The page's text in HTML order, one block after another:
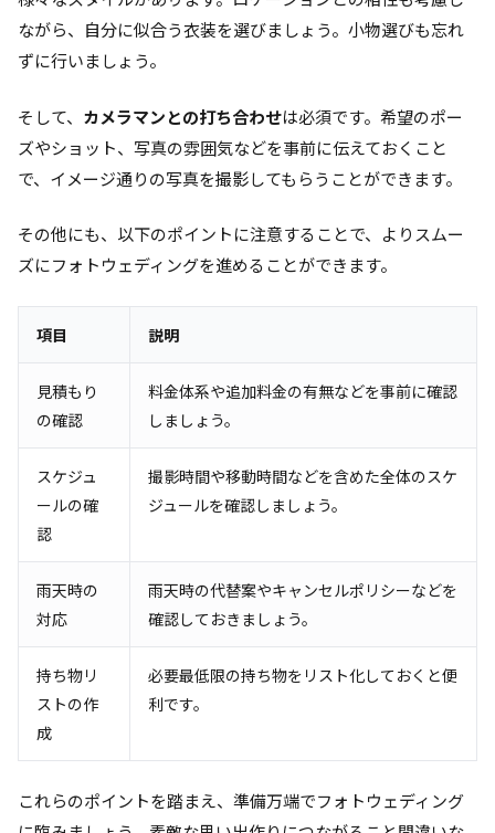
ながら、自分に似合う衣装を選びましょう。小物選びも忘れ
ずに行いましょう。
そして、 カメラマンとの打ち合わせは必須です。希望のポー
ズやショット、写真の雰囲気などを事前に伝えておくこと
で、イメージ通りの写真を撮影してもらうことができます。
その他にも、以下のポイントに注意することで、よりスムー
ズにフォトウェディングを進めることができます。
項目 説明
見積もり
の確認
料金体系や追加料金の有無などを事前に確認
しましょう。
スケジュ
ールの確
認
撮影時間や移動時間などを含めた全体のスケ
ジュールを確認しましょう。
雨天時の
対応
雨天時の代替案やキャンセルポリシーなどを
確認しておきましょう。
持ち物リ
ストの作
成
必要最低限の持ち物をリスト化しておくと便
利です。
これらのポイントを踏まえ、準備万端でフォトウェディング